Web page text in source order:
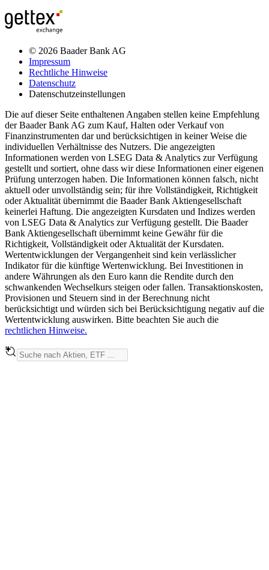
© 2026 Baader Bank AG
Impressum
Rechtliche Hinweise
Datenschutz
Datenschutzeinstellungen
Die auf dieser Seite enthaltenen Angaben stellen keine Empfehlung
der Baader Bank AG zum Kauf, Halten oder Verkauf von
Finanzinstrumenten dar und berücksichtigen in keiner Weise die
individuellen Verhältnisse des Nutzers. Die angezeigten
Informationen werden von LSEG Data & Analytics zur Verfügung
gestellt und sortiert, ohne dass wir diese Informationen einer eigenen
Prüfung unterzogen haben. Die Informationen können falsch, nicht
aktuell oder unvollständig sein; für ihre Vollständigkeit, Richtigkeit
oder Aktualität übernimmt die Baader Bank Aktiengesellschaft
keinerlei Haftung. Die angezeigten Kursdaten und Indizes werden
von LSEG Data & Analytics zur Verfügung gestellt. Die Baader
Bank Aktiengesellschaft übernimmt keine Gewähr für die
Richtigkeit, Vollständigkeit oder Aktualität der Kursdaten.
Wertentwicklungen der Vergangenheit sind kein verlässlicher
Indikator für die künftige Wertenwicklung. Bei Investitionen in
andere Währungen als den Euro kann die Rendite durch den
schwankenden Wechselkurs steigen oder fallen. Transaktionskosten,
Provisionen und Steuern sind in der Berechnung nicht
berücksichtigt und würden sich bei Berücksichtigung negativ auf die
Wertentwicklung auswirken. Bitte beachten Sie auch die
rechtlichen Hinweise.